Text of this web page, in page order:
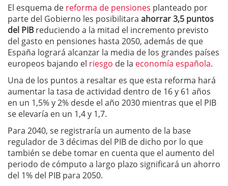
El esquema de reforma de pensiones planteado por
parte del Gobierno les posibilitara ahorrar 3,5 puntos
del PIB reduciendo a la mitad el incremento previsto
del gasto en pensiones hasta 2050, además de que
España logrará alcanzar la media de los grandes países
europeos bajando el riesgo de la economía española.
Una de los puntos a resaltar es que esta reforma hará
aumentar la tasa de actividad dentro de 16 y 61 años
en un 1,5% y 2% desde el año 2030 mientras que el PIB
se elevaría en un 1,4 y 1,7.
Para 2040, se registraría un aumento de la base
regulador de 3 décimas del PIB de dicho por lo que
también se debe tomar en cuenta que el aumento del
periodo de cómputo a largo plazo significará un ahorro
del 1% del PIB para 2050.